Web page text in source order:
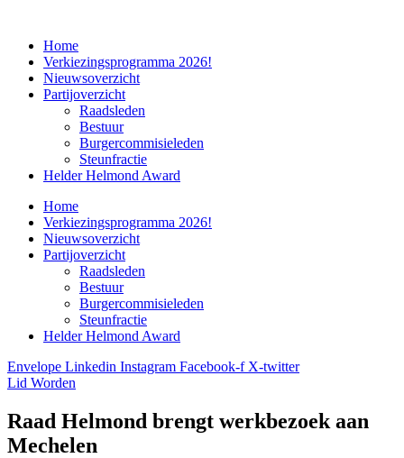
Home
Verkiezingsprogramma 2026!
Nieuwsoverzicht
Partijoverzicht
Raadsleden
Bestuur
Burgercommisieleden
Steunfractie
Helder Helmond Award
Home
Verkiezingsprogramma 2026!
Nieuwsoverzicht
Partijoverzicht
Raadsleden
Bestuur
Burgercommisieleden
Steunfractie
Helder Helmond Award
Envelope Linkedin Instagram Facebook-f X-twitter
Lid Worden
Raad Helmond brengt werkbezoek aan
Mechelen